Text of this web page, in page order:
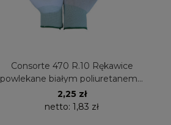
Consorte 470 R.10 Rękawice
powlekane białym poliuretanem 1
para
2,25 zł
netto: 1,83 zł